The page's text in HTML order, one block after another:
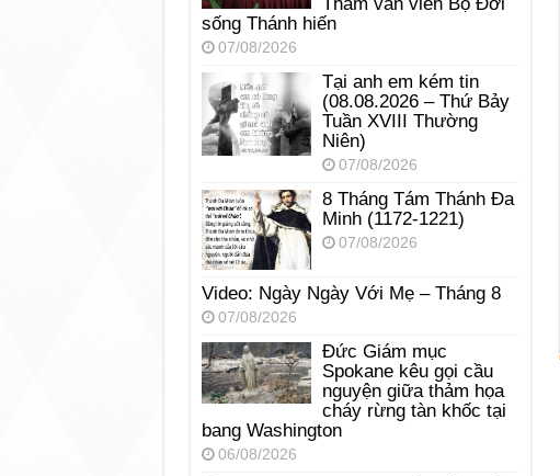
sống Thánh hiến
07/08/2026
Tại anh em kém tin
(08.08.2026 – Thứ Bảy
Tuần XVIII Thường
Niên)
07/08/2026
8 Tháng Tám Thánh Ða
Minh (1172-1221)
07/08/2026
Video: Ngày Ngày Với Mẹ – Tháng 8
07/08/2026
Đức Giám mục
Spokane kêu gọi cầu
nguyện giữa thảm họa
cháy rừng tàn khốc tại
bang Washington
06/08/2026